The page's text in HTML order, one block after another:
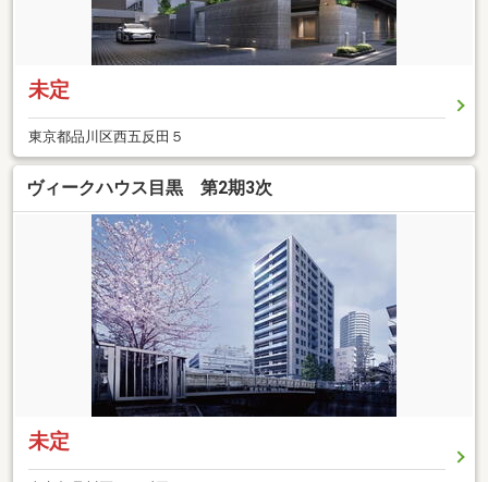
未定
東京都品川区西五反田５
ヴィークハウス目黒 第2期3次
未定